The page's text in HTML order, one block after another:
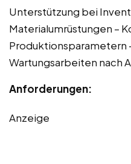
Unterstützung bei
Materialumrüstungen –
Produktionsparametern
Wartungsarbeiten nach
Anforderungen:
Anzeige